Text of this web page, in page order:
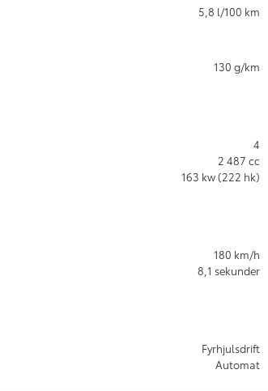
Från
5,8 l/100 km
130 g/km
4
2 487 cc
163 kw (222 hk)
180 km/h
8,1 sekunder
Fyrhjulsdrift
Automat